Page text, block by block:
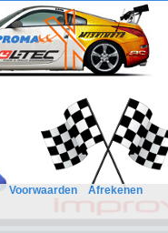
Voorwaarden Afrekenen